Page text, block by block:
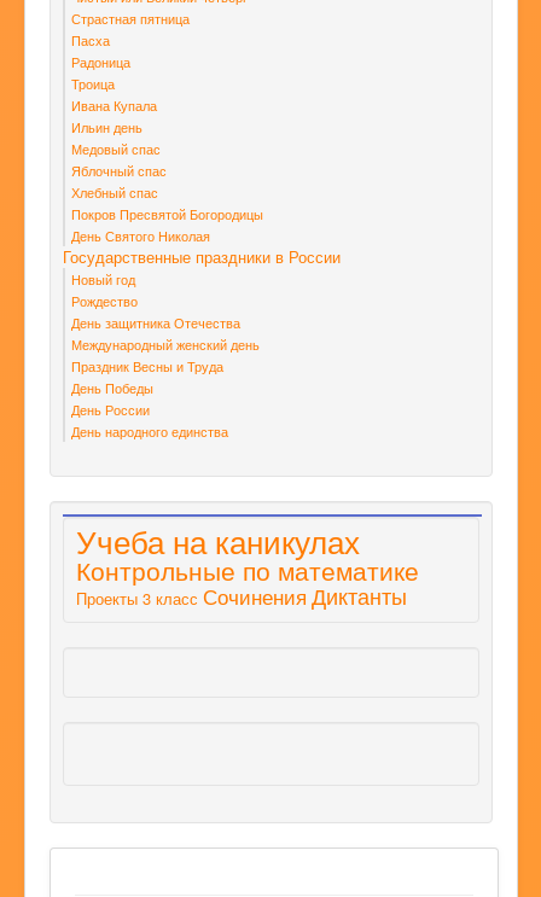
Страстная пятница
Пасха
Радоница
Троица
Ивана Купала
Ильин день
Медовый спас
Яблочный спас
Хлебный спас
Покров Пресвятой Богородицы
День Святого Николая
Государственные праздники в России
Новый год
Рождество
День защитника Отечества
Международный женский день
Праздник Весны и Труда
День Победы
День России
День народного единства
Учеба на каникулах
Контрольные по математике
Проекты 3 класс Сочинения Диктанты